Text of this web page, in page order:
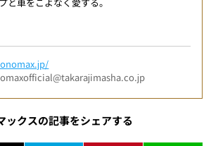
ックスの記事をシェアする